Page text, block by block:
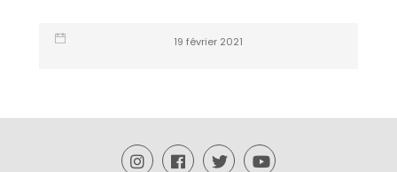
19 février 2021